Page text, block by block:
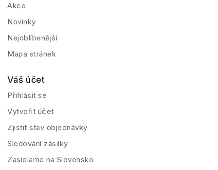
Akce
Novinky
Nejoblíbenější
Mapa stránek
Váš účet
Přihlásit se
Vytvořit účet
Zjistit stav objednávky
Sledování zásilky
Zasielame na Slovensko